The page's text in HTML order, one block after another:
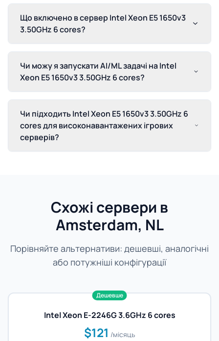
Що включено в сервер Intel Xeon E5 1650v3
3.50GHz 6 cores?
Чи можу я запускати AI/ML задачі на Intel
Xeon E5 1650v3 3.50GHz 6 cores?
Чи підходить Intel Xeon E5 1650v3 3.50GHz 6
cores для високонавантажених ігрових
серверів?
Схожі сервери в
Amsterdam, NL
Порівняйте альтернативи: дешевші, аналогічні
або потужніші конфігурації
Дешевше
Intel Xeon E-2246G 3.6GHz 6 cores
$121 /місяць